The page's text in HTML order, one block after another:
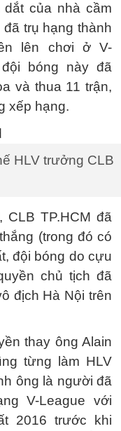
của nhà cầm
trụ hạng thành
lên chơi ở V-
bóng này đã
và thua 11 trận,
xếp hạng.
HLV trưởng CLB
TP.HCM đã
(trong đó có
đội bóng do cựu
chủ tịch đã
địch Hà Nội trên
thay ông Alain
từng làm HLV
ông là người đã
V-League với
2016 trước khi